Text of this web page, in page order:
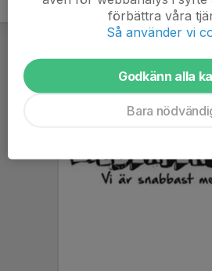
förbättra våra
Så använder vi
Godkänn alla
Bara